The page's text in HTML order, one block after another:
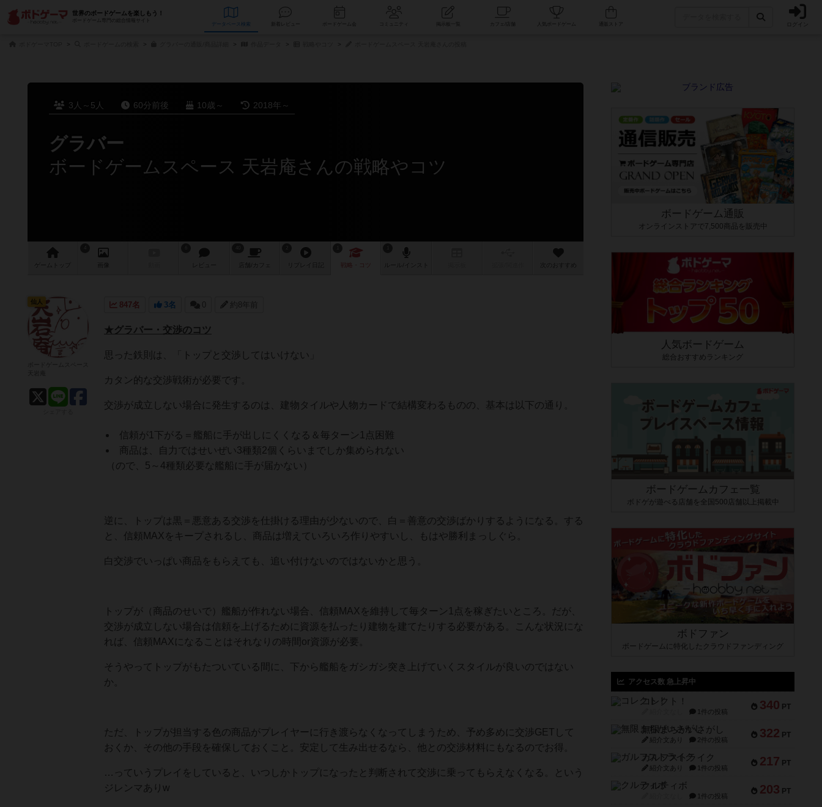
世界のボードゲームを楽しもう！
ボードゲーム専門の総合情報サイト
データベース コミュニティ 人気ボードゲーム ログイン
3人～5人 60分前後 10歳～ 2018年～
グラバー
ボードゲームスペース 天岩庵さんの戦略やコツ
ゲーム 画像 レビュー 店舗/ カフェ 戦略 ・コツ 次のおすすめ
847名 3名 0 約8年前
★グラバー・交渉のコツ
思った鉄則は、「トップと交渉してはいけない」
カタン的な交渉戦術が必要です。
交渉が成立しない場合に発生するのは、建物タイルや人物カードで結構変わるものの、基本は以下の通り。
信頼が1下がる＝艦船に手が出しにくくなる＆毎ターン1点困難
商品は、自力ではせいぜい3種類2個くらいまでしか集められない
（ので、5～4種類必要な艦船に手が届かない）
逆に、トップは黒＝悪意ある交渉を仕掛ける理由が少ないので、白＝善意の交渉ばかりするようになる。する
と、信頼MAXをキープされるし、商品は増えていろいろ作りやすいし、もはや勝利まっしぐら。
白交渉でいっぱい商品をもらえても、追い付けないのではないかと思う。
トップが（商品のせいで）艦船が作れない場合、信頼MAXを維持して毎ターン1点を稼ぎたいところ。だが、
交渉が成立しない場合は信頼を上げるために資源を払ったり建物を建てたりする必要がある。こんな状況にな
れば、信頼MAXになることはそれなりの時間or資源が必要。
そうやってトップがもたついている間に、下から艦船をガシガシ突き上げていくスタイルが良いのではない
か。
ただ、トップが担当する色の商品がプレイヤーに行き渡らなくなってしまうため、予め多めに交渉GETして
おくか、その他の手段を確保しておくこと。安定して生み出せるなら、他との交渉材料にもなるのでお得。
…っていうプレイをしていると、いつしかトップになったと判断されて交渉に乗ってもらえなくなる。という
ジレンマありw
仙人
ボードゲーム通販
オンラインストアで7,500商品を販売中
人気ボードゲーム
総合おすすめランキング
ボードゲームカフェ一覧
ボドゲが遊べる店舗を全国500店舗以上掲載中
ボドファン
ボードゲームに特化したクラウドファンディング
アクセス数 急上昇中
340 PT
コレクト！
1件の投稿
322 PT
無限まちがいさがし
紹介文あり 2件の投稿
217 PT
ガルフストライク
紹介文あり 1件の投稿
203 PT
クルティボ
1件の投稿